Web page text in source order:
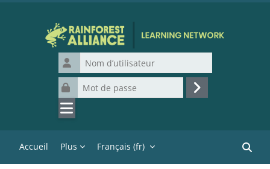
Nom d’utilisateur
Mot de passe
Connexion
Accueil Plus Français ‎(fr)‎